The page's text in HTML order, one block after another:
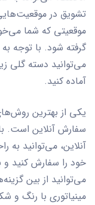
تشویق در
موقعیتی که شما
گرفته شود. با توجه
می‌توانید دسته گلی
آماده کنید.
یکی از بهترین
سفارش آنلاین است.
آنلاین، می‌توانید به
خود را سفارش کنید
می‌توانید از بین
مینیاتوری با رنگ و